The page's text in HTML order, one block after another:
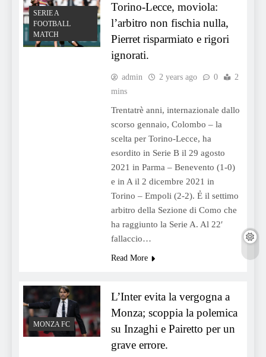
SERIE A
FOOTBALL
MATCH
Torino-Lecce, moviola:
l’arbitro non fischia nulla,
Pierret risparmiato e rigori
ignorati.
admin 2 years ago 0
2
mins
Trentatrè anni, internazionale dallo
scorso gennaio, Colombo – la
scelta per Torino-Lecce, ha
esordito in Serie B il 29 agosto
2021 in Parma – Benevento (1-0)
e in A il 2 dicembre 2021 in
Torino – Empoli (2-2). Ẻ il settimo
arbitro della Sezione di Como che
ha raggiunto la Serie A. Al 22′
fallaccio…
Read More
MONZA FC
L’Inter evita la vergogna a
Monza; scoppia la polemica
su Inzaghi e Pairetto per un
grave errore.